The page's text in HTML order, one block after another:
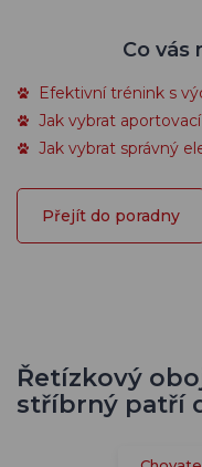
Co vás
Efektivní trénink s
Jak vybrat
Jak vybrat správný
Přejít do poradny
Řetízkový
stříbrný patří